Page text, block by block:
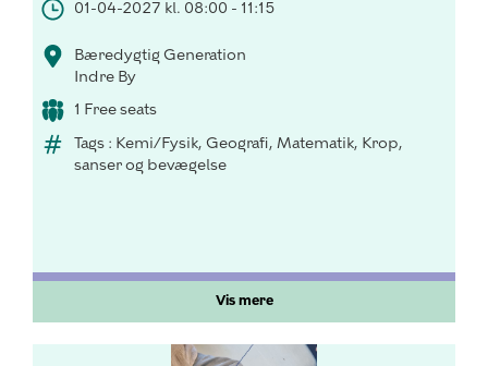
01-04-2027 kl. 08:00 - 11:15
Bæredygtig Generation
Indre By
1 Free seats
Tags : Kemi/Fysik, Geografi, Matematik, Krop,
sanser og bevægelse
Vis mere